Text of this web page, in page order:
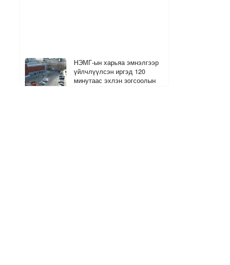
НЭМГ-ын харьяа эмнэлгээр
үйлчлүүлсэн иргэд 120
минутаас эхлэн зогсоолын